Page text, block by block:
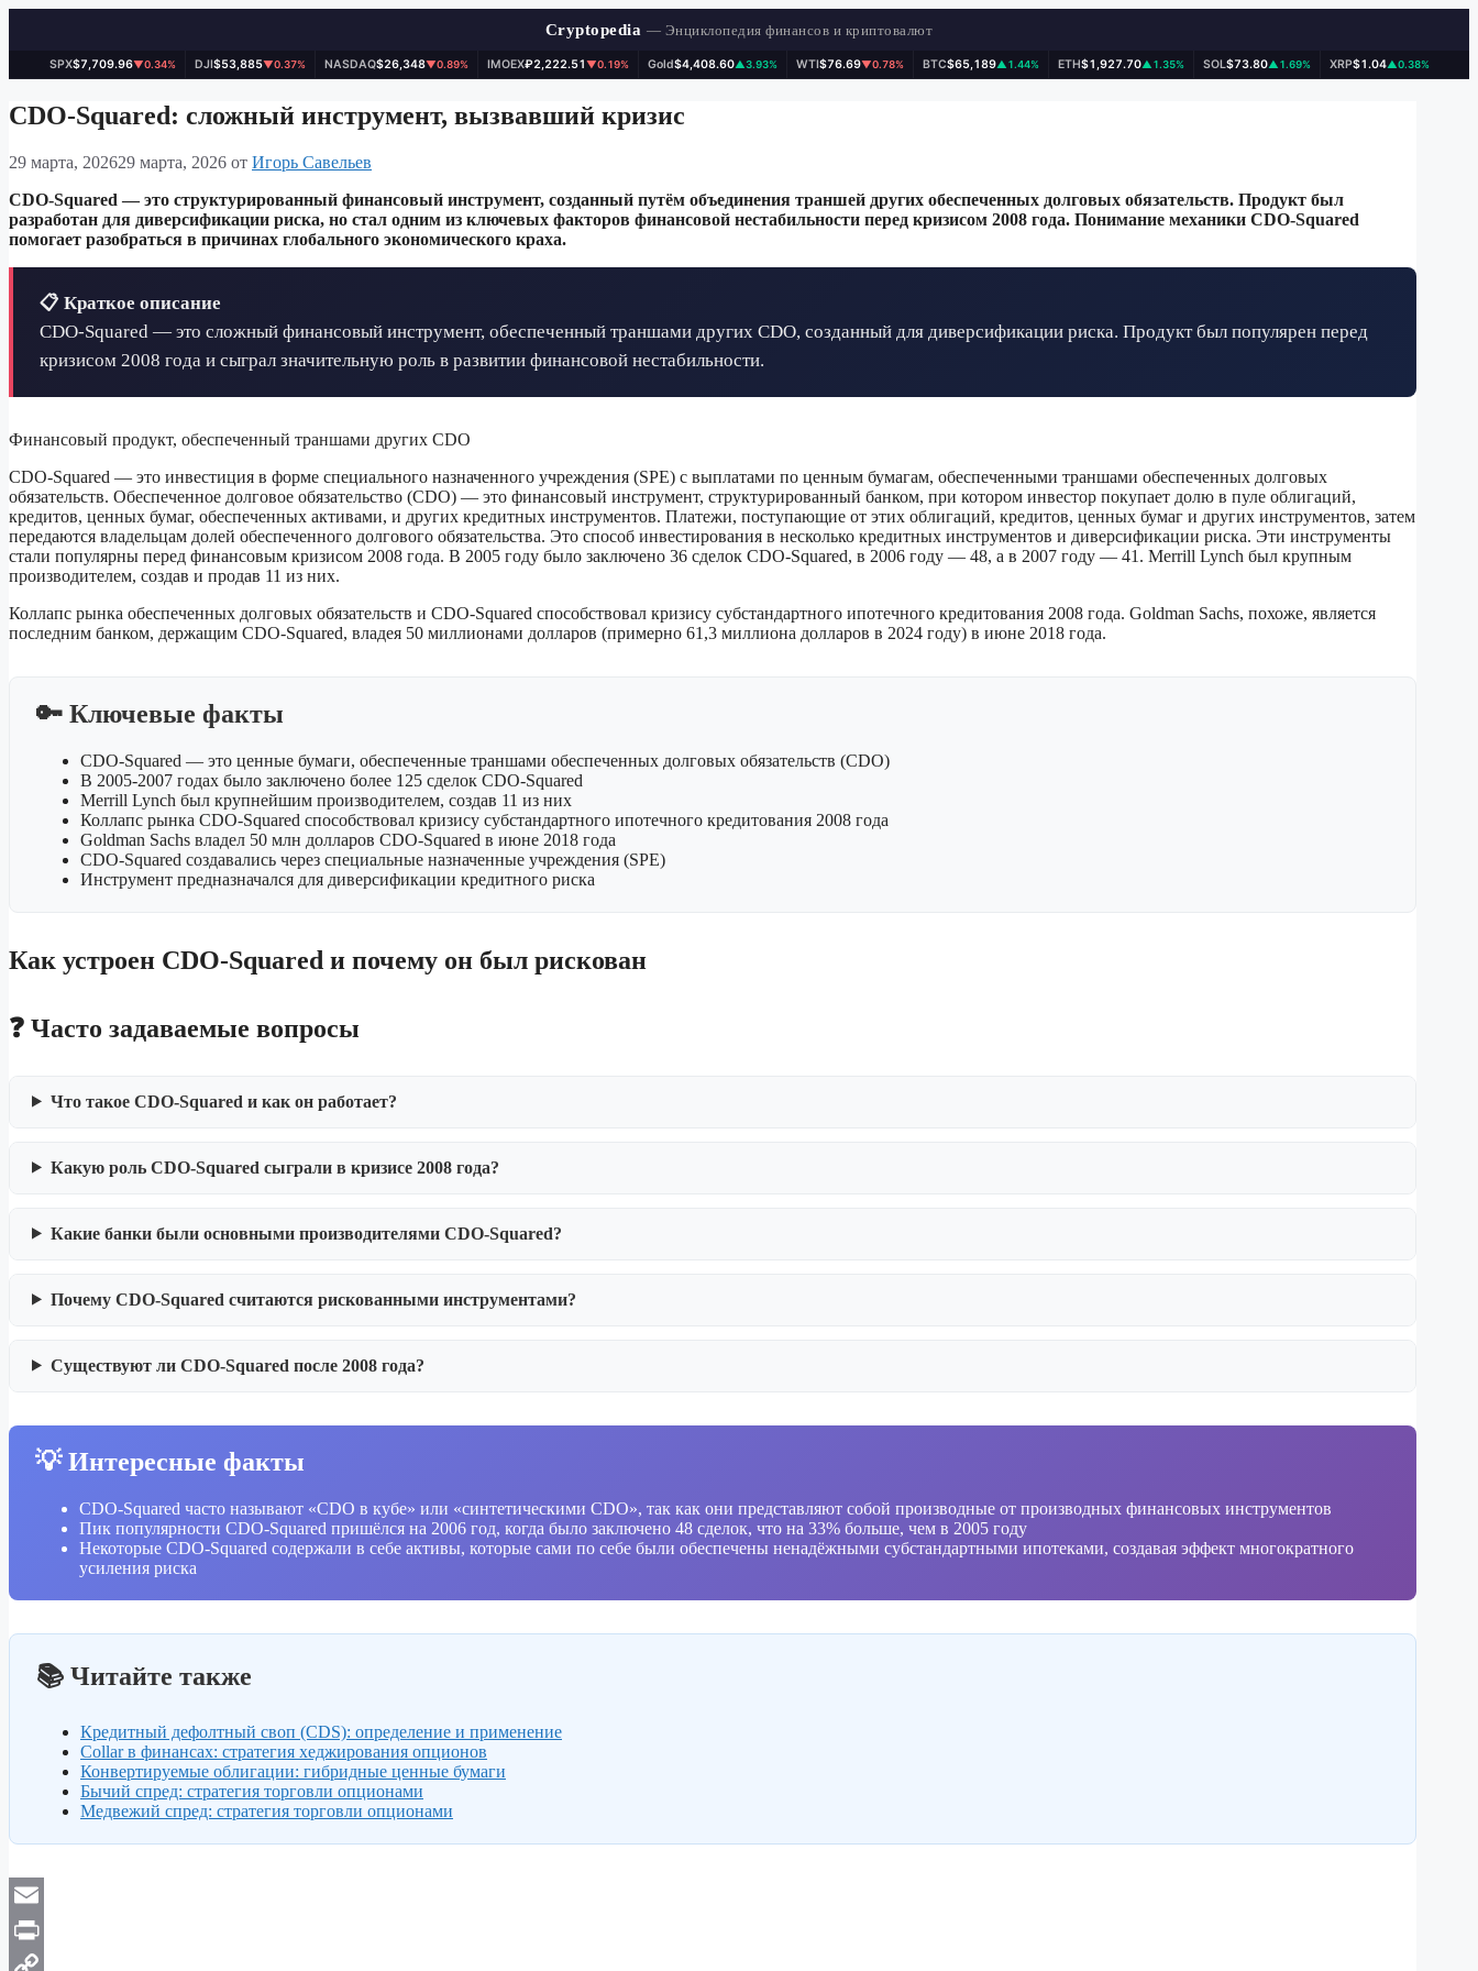
Cryptopedia — Энциклопедия финансов и криптовалют
SPX$7,709.96▼0.34% DJI$53,885▼0.37% NASDAQ$26,348▼0.89% IMOEX₽2,222.51▼0.19% Gold$4,408.60▲3.93% WTI$76.69▼0.78% BTC$65,189▲1.44% ETH$1,927.70▲1.35% SOL$73.80▲1.69% XRP$1.04▲0.38%
к
содержимому
CDO-Squared: сложный инструмент, вызвавший кризис
29 марта, 202629 марта, 2026 от Игорь Савельев
CDO-Squared — это структурированный финансовый инструмент, созданный путём объединения траншей других обеспеченных долговых обязательств. Продукт был
разработан для диверсификации риска, но стал одним из ключевых факторов финансовой нестабильности перед кризисом 2008 года. Понимание механики CDO-Squared
помогает разобраться в причинах глобального экономического краха.
📋 Краткое описание
CDO-Squared — это сложный финансовый инструмент, обеспеченный траншами других CDO, созданный для диверсификации риска. Продукт был популярен перед
кризисом 2008 года и сыграл значительную роль в развитии финансовой нестабильности.
Финансовый продукт, обеспеченный траншами других CDO
CDO-Squared — это инвестиция в форме специального назначенного учреждения (SPE) с выплатами по ценным бумагам, обеспеченными траншами обеспеченных долговых
обязательств. Обеспеченное долговое обязательство (CDO) — это финансовый инструмент, структурированный банком, при котором инвестор покупает долю в пуле облигаций,
кредитов, ценных бумаг, обеспеченных активами, и других кредитных инструментов. Платежи, поступающие от этих облигаций, кредитов, ценных бумаг и других инструментов, затем
передаются владельцам долей обеспеченного долгового обязательства. Это способ инвестирования в несколько кредитных инструментов и диверсификации риска. Эти инструменты
стали популярны перед финансовым кризисом 2008 года. В 2005 году было заключено 36 сделок CDO-Squared, в 2006 году — 48, а в 2007 году — 41. Merrill Lynch был крупным
производителем, создав и продав 11 из них.
Коллапс рынка обеспеченных долговых обязательств и CDO-Squared способствовал кризису субстандартного ипотечного кредитования 2008 года. Goldman Sachs, похоже, является
последним банком, держащим CDO-Squared, владея 50 миллионами долларов (примерно 61,3 миллиона долларов в 2024 году) в июне 2018 года.
🔑 Ключевые факты
CDO-Squared — это ценные бумаги, обеспеченные траншами обеспеченных долговых обязательств (CDO)
В 2005-2007 годах было заключено более 125 сделок CDO-Squared
Merrill Lynch был крупнейшим производителем, создав 11 из них
Коллапс рынка CDO-Squared способствовал кризису субстандартного ипотечного кредитования 2008 года
Goldman Sachs владел 50 млн долларов CDO-Squared в июне 2018 года
CDO-Squared создавались через специальные назначенные учреждения (SPE)
Инструмент предназначался для диверсификации кредитного риска
Как устроен CDO-Squared и почему он был рискован
❓ Часто задаваемые вопросы
Что такое CDO-Squared и как он работает?
Какую роль CDO-Squared сыграли в кризисе 2008 года?
Какие банки были основными производителями CDO-Squared?
Почему CDO-Squared считаются рискованными инструментами?
Существуют ли CDO-Squared после 2008 года?
💡 Интересные факты
CDO-Squared часто называют «CDO в кубе» или «синтетическими CDO», так как они представляют собой производные от производных финансовых инструментов
Пик популярности CDO-Squared пришёлся на 2006 год, когда было заключено 48 сделок, что на 33% больше, чем в 2005 году
Некоторые CDO-Squared содержали в себе активы, которые сами по себе были обеспечены ненадёжными субстандартными ипотеками, создавая эффект многократного
усиления риска
📚 Читайте также
Кредитный дефолтный своп (CDS): определение и применение
Collar в финансах: стратегия хеджирования опционов
Конвертируемые облигации: гибридные ценные бумаги
Бычий спред: стратегия торговли опционами
Медвежий спред: стратегия торговли опционами
Email
Print